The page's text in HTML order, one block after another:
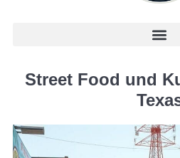
Street Food und